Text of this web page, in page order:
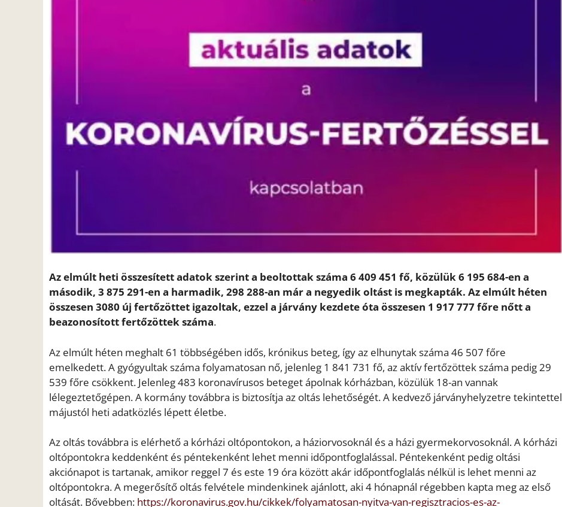
Az elmúlt heti összesített adatok szerint a beoltottak száma 6 409 451 fő, közülük 6 195 684-en a
második, 3 875 291-en a harmadik, 298 288-an már a negyedik oltást is megkapták. Az elmúlt héten
összesen 3080 új fertőzöttet igazoltak, ezzel a járvány kezdete óta összesen 1 917 777 főre nőtt a
beazonosított fertőzöttek száma.
Az elmúlt héten meghalt 61 többségében idős, krónikus beteg, így az elhunytak száma 46 507 főre
emelkedett. A gyógyultak száma folyamatosan nő, jelenleg 1 841 731 fő, az aktív fertőzöttek száma pedig 29
539 főre csökkent. Jelenleg 483 koronavírusos beteget ápolnak kórházban, közülük 18-an vannak
lélegeztetőgépen. A kormány továbbra is biztosítja az oltás lehetőségét. A kedvező járványhelyzetre tekintettel
májustól heti adatközlés lépett életbe.
Az oltás továbbra is elérhető a kórházi oltópontokon, a háziorvosoknál és a házi gyermekorvosoknál. A kórházi
oltópontokra keddenként és péntekenként lehet menni időpontfoglalással. Péntekenként pedig oltási
akciónapot is tartanak, amikor reggel 7 és este 19 óra között akár időpontfoglalás nélkül is lehet menni az
oltópontokra. A megerősítő oltás felvétele mindenkinek ajánlott, aki 4 hónapnál régebben kapta meg az első
oltását. Bővebben: https://koronavirus.gov.hu/cikkek/folyamatosan-nyitva-van-regisztracios-es-az-